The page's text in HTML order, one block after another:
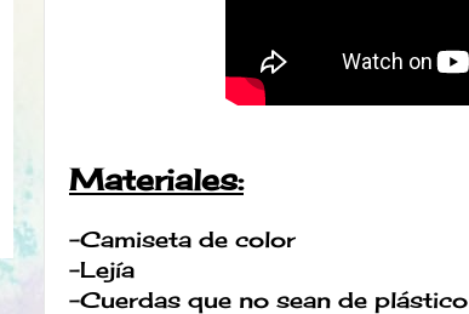
Materiales:
-Camiseta de color
-Lejía
-Cuerdas que no sean de plástico